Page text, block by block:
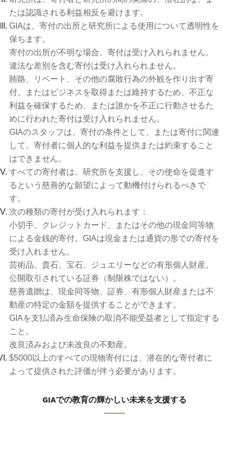
たは認識される利益相反を避けます。
GIAは、寄付の出所と研究所による使用について透明性を
保ちます。
寄付の出所が不明な場合、寄付は受け入れられません。
違法な差別を含む寄付は受け入れられません。
賄賂、リベート、その他の腐敗行為の外観を作り出す寄
付、またはビジネスを取得または維持するため、不正な
利益を確保するため、または誰かを不正に行動させるた
めに行われた寄付は受け入れられません。
GIAのスタッフは、寄付の条件として、または寄付に関連
して、寄付者に個人的な利益を提供または約束すること
はできません。
すべての寄付者は、研究所を支援し、その使命を促進す
るという慈善的な願望によって動機付けられるべきで
す。
次の種類の寄付が受け入れられます：
小切手、クレジットカード、またはその他の現金同等物
による金銭的寄付。GIAは現金または通貨の形での寄付を
受け入れません。
芸術品、貴石、宝石、ジュエリーなどの有形個人財産。
公開取引されている証券（制限株ではない）。
慈善遺贈は、現金同等物、証券、有形個人財産または不
動産の特定の金額を提供することができます。
GIAを支払済み生命保険の取消不能受益者として指定する
こと。
改良済みおよび未改良の不動産。
$5000以上のすべての現物寄付には、潜在的な寄付者に
よって提供された評価が伴う必要があります。
GIAでの教育の輝かしい未来を支援する